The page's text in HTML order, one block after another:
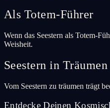
Als Totem-Führer
Wenn das Seestern als Totem-
Weisheit.
Seestern in Träumen
Vom Seestern zu träumen trägt
Entdecke Deinen